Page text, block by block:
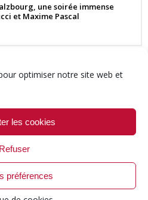
optimiser notre site web et
les cookies
Refuser
préférences
une soirée immense
et Maxime Pascal
Tous droits réservés.